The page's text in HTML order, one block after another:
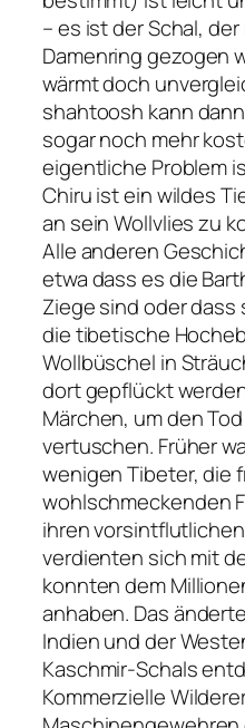
– es ist der Schal,
Damenring gezogen
wärmt doch
shahtoosh kann
sogar noch mehr
eigentliche Problem
Chiru ist ein wildes
an sein Wollvlies zu
Alle anderen
etwa dass es die
Ziege sind oder dass
die tibetische
Wollbüschel in
dort gepflückt
Märchen, um den
vertuschen. Früher
wenigen Tibeter, die
wohlschmeckenden
ihren
verdienten sich mit
konnten dem
anhaben. Das
Indien und der
Kaschmir-Schals
Kommerzielle